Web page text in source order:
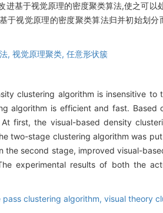
进基于视觉原理的密度聚类算法,使之可
于视觉原理的密度聚类算法归并初始划
, 视觉原理聚类, 任意形状簇
clustering algorithm is insensitive
algorithm is efficient and fast.
first, the visual-based density
two-stage clustering algorithm was
the second stage, improved visual-
experimental results of both the
pass clustering algorithm, visual theory